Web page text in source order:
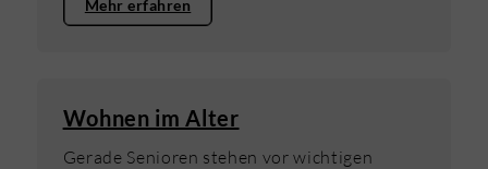
Mehr erfahren
Wohnen im Alter
Gerade Senioren stehen vor wichtigen